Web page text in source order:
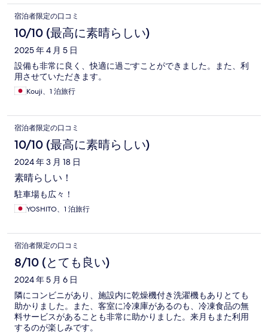
宿泊者限定の口コミ
10/10 (最高に素晴らしい)
2025 年 4 月 5 日
設備も非常に良く、快適に過ごすことができました。また、利
用させていただきます。
Kouji、1 泊旅行
宿泊者限定の口コミ
10/10 (最高に素晴らしい)
2024 年 3 月 18 日
素晴らしい！
駐車場も広々！
YOSHITO、1 泊旅行
宿泊者限定の口コミ
8/10 (とても良い)
2024 年 5 月 6 日
隣にコンビニがあり、施設内に乾燥機付き洗濯機もありとても
助かりました。また、客室に冷凍庫があるのも、冷凍食品の無
料サービスがあることも非常に助かりました。来月もまた利用
するのが楽しみです。